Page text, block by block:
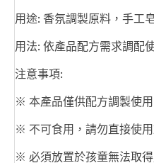
用途: 香氛調製原料，手工
用法: 依產品配方需求調配
注意事項:
※ 本產品僅供配方調製使
※ 不可食用，請勿直接使
※ 必須放置於孩童無法取